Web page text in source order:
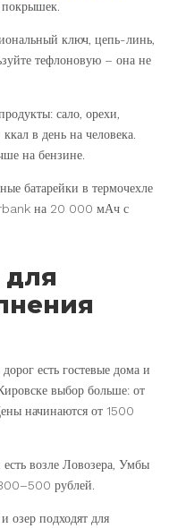
ключ, цепь-линь,
тефлоновую – она не
сало, орехи,
в день на человека.
на бензине.
батарейки в термочехле
на 20 000 мАч с
для
есть гостевые дома и
выбор больше: от
начинаются от 1500
возле Ловозера, Умбы
рублей.
озер подходят для